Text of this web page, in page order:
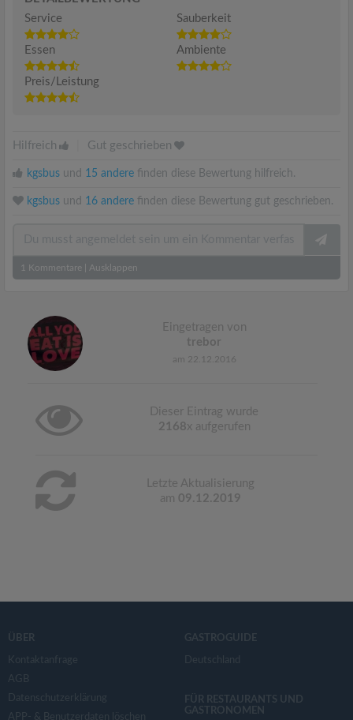
Service
Sauberkeit
Essen Ambiente
Preis/Leistung
Hilfreich Gut geschrieben
kgsbus und 15 andere finden diese Bewertung hilfreich.
kgsbus und 16 andere finden diese Bewertung gut geschrieben.
1 Kommentare Ausklappen
Eingetragen von
trebor
am 22.12.2016
Dieser Eintrag wurde
2168x aufgerufen
Letzte Aktualisierung
am 09.12.2019
ÜBER
Kontaktanfrage
AGB
Datenschutzerklärung
APP- & Benutzerdaten löschen
GASTROGUIDE
Deutschland
FÜR RESTAURANTS UND
GASTRONOMEN